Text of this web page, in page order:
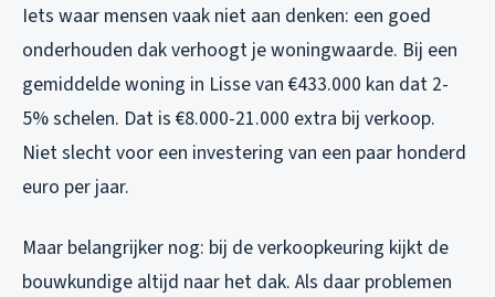
Iets waar mensen vaak niet aan denken: een goed
onderhouden dak verhoogt je woningwaarde. Bij een
gemiddelde woning in Lisse van €433.000 kan dat 2-
5% schelen. Dat is €8.000-21.000 extra bij verkoop.
Niet slecht voor een investering van een paar honderd
euro per jaar.
Maar belangrijker nog: bij de verkoopkeuring kijkt de
bouwkundige altijd naar het dak. Als daar problemen